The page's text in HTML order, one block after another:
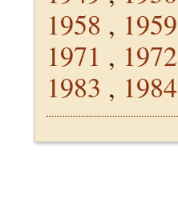
1958 , 1959
1971 , 1972
1983 , 1984